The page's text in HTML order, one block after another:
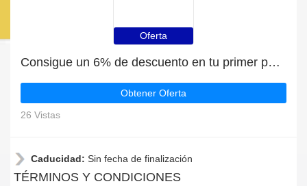
Oferta
Consigue un 6% de descuento en tu primer pedido en DeubaXXL
Obtener Oferta
26 Vistas
Caducidad: Sin fecha de finalización
TÉRMINOS Y CONDICIONES